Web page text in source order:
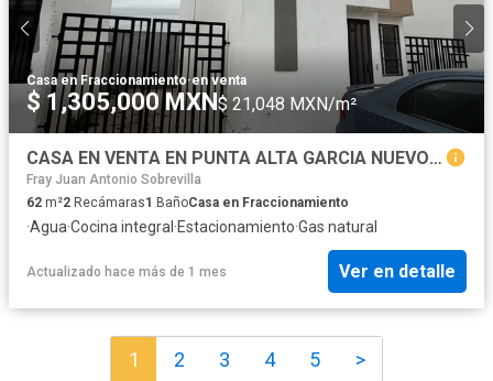
Casa en Fraccionamiento·en venta
$ 1,305,000 MXN$ 21,048 MXN/m²
CASA EN VENTA EN PUNTA ALTA GARCIA NUEVO LEON
Fray Juan Antonio Sobrevilla
62 m²2 Recámaras1 BañoCasa en Fraccionamiento
·Agua·Cocina integral ·Estacionamiento·Gas natural
Actualizado hace más de 1 mes Ver en detalle
1 2 3 4 5 >